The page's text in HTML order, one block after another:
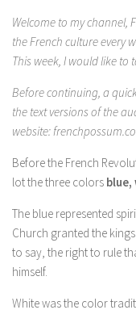
Welcome to my channel,
the French culture every
This week, I would like to
Before continuing, a
the text versions of the
website:
Before the French
lot the three colors blue,
The blue represented
Church granted the
to say, the right to rule
himself.
White was the color